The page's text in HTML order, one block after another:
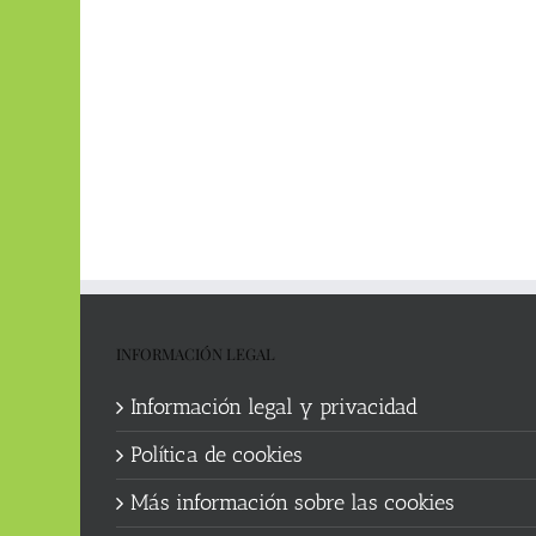
INFORMACIÓN LEGAL
Información legal y privacidad
Política de cookies
Más información sobre las cookies